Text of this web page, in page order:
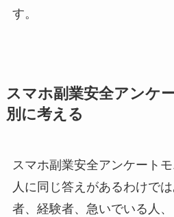
す。
スマホ副業安全アンケ
別に考える
スマホ副業安全アンケート
人に同じ答えがあるわけで
者、経験者、急いでいる人